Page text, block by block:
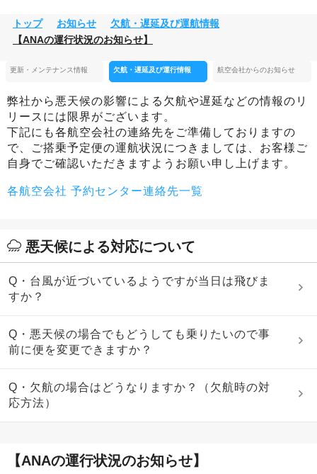
トップ お知らせ
欠航・遅延及び運航情報
【ANAの運行状況のお知らせ】
更新・メンテナンス情報 欠航・遅延及び運行情報 航空会社からのお知らせ
弊社から悪天候の影響による欠航や遅延などの情報のリ
リースには限界がございます。
下記にも各航空会社の連絡先をご準備しておりますの
で、ご搭乗予定便の運航状況につきましては、お客様ご
自身でご確認いただきますようお願い申し上げます。
各航空会社 予約センター連絡先一覧
悪天候による対応について
Q・台風が近づいているようですが当日は飛びま
すか？
Q・悪天候の場合でもどうしても乗りたいので事
前に便を変更できますか？
Q・欠航の場合はどうなりますか？（欠航時の対
応方法）
【ANAの運行状況のお知らせ】